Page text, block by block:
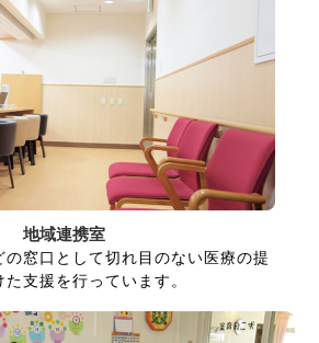
地域連携室
窓口として切れ目のない医療の提
た支援を行っています。